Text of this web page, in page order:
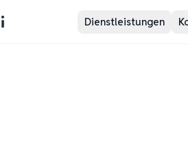
Dienstleistungen